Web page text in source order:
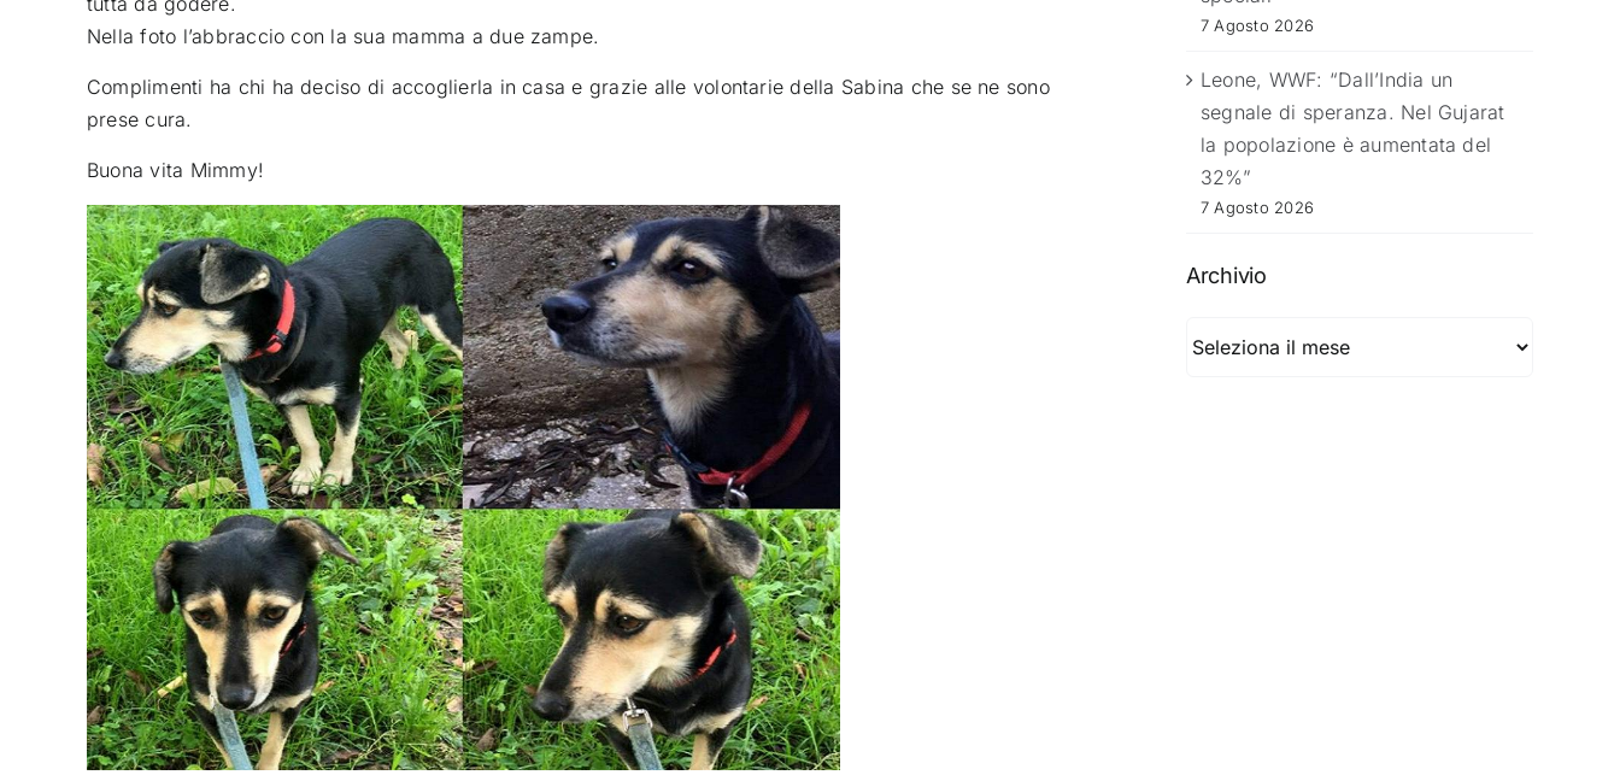
Nella foto l’abbraccio con la sua mamma a due zampe.
Complimenti ha chi ha deciso di accoglierla in casa e grazie alle volontarie della Sabina che se ne sono
prese cura.
Buona vita Mimmy!
7 Agosto 2026
Leone, WWF: “Dall’India un
segnale di speranza. Nel Gujarat
la popolazione è aumentata del
32%”
7 Agosto 2026
Archivio